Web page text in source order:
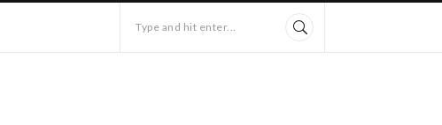
Type and hit enter...